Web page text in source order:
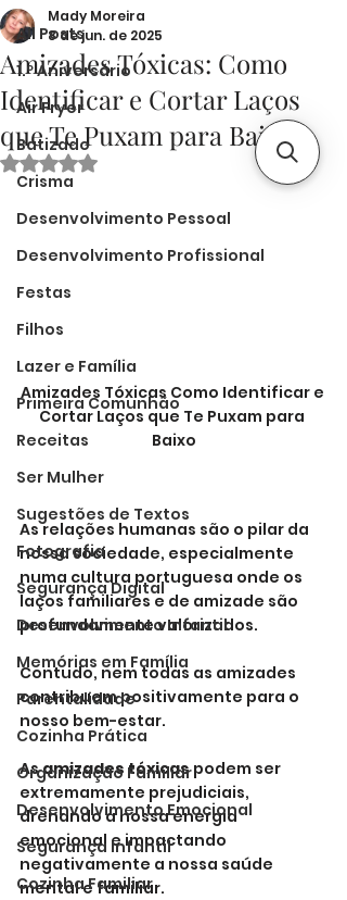
All Posts
1.º Aniversário
Air Fryer
Batizado
Crisma
Desenvolvimento Pessoal
Desenvolvimento Profissional
Festas
Filhos
Lazer e Família
Primeira Comunhão
Receitas
Ser Mulher
Sugestões de Textos
Fotografia
Segurança Digital
Desenvolvimento Infantil
Memórias em Família
Parentalidade
Cozinha Prática
Organização Familiar
Desenvolvimento Emocional
Segurança Infantil
Cozinha Familiar
Amizades Tóxicas: Como
Identificar e Cortar Laços
que Te Puxam para Baixo
Mady Moreira
8 de jun. de 2025
Avaliado com NaN de 5 estrelas.
Amizades Tóxicas Como Identificar e
Cortar Laços que Te Puxam para
Baixo
As relações humanas são o pilar da
nossa sociedade, especialmente
numa cultura portuguesa onde os
laços familiares e de amizade são
profundamente valorizados.
Contudo, nem todas as amizades
contribuem positivamente para o
nosso bem-estar.
As amizades tóxicas podem ser
extremamente prejudiciais,
drenando a nossa energia
emocional e impactando
negativamente a nossa saúde
mental e familiar.